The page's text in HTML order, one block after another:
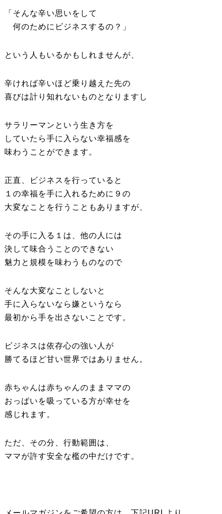
「そんな辛い思いをして
何のためにビジネスするの？」
という人もいるかもしれませんが、
辛ければ辛いほど乗り越えた先の
喜びは計り知れないものとなりますし
サラリーマンという生き方を
していたら手に入らない幸福感を
味わうことができます。
正直、ビジネスを行っていると
１の幸福を手に入れるために９の
大変なことを行うこともありますが、
その手に入る１は、他の人には
決して味合うことのできない
魅力と規模を味わうものなので
そんな大変なことしないと
手に入らないなら嫌というなら
最初から手を出さないことです。
ビジネスは依存心の強い人が
勝てるほど甘い世界ではありません。
赤ちゃんは赤ちゃんのままママの
おっぱいを吸っている方が幸せを
感じれます。
ただ、その分、行動範囲は、
ママが許す安全な檻の中だけです。